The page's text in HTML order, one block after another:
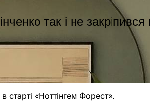
так і не закріпився
старті «Ноттінгем Форест».